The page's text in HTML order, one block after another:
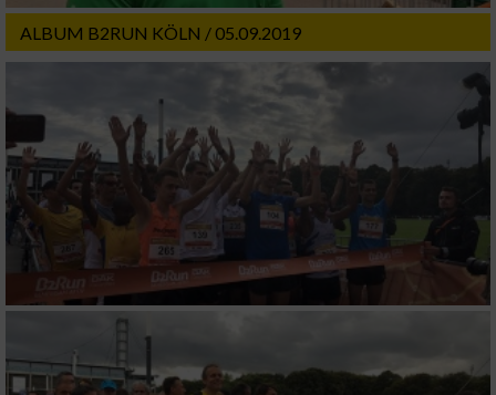
ALBUM B2RUN KÖLN / 05.09.2019